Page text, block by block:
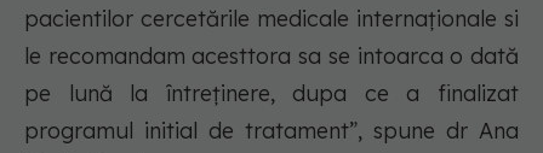
pacientilor cercetările medicale internaționale si
le recomandam acesttora sa se intoarca o dată
pe lună la întreținere, dupa ce a finalizat
programul initial de tratament”, spune dr Ana